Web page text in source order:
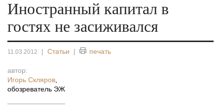
Иностранный капитал в
гостях не засиживался
11.03.2012 | Статьи | печать
автор:
Игорь Скляров
обозреватель ЭЖ